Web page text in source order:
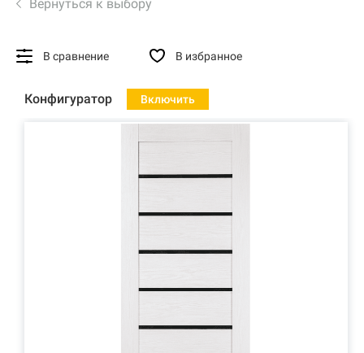
Вернуться к выбору
В сравнение В избранное
Конфигуратор Включить